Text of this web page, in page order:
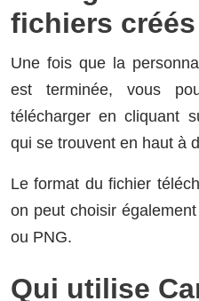
fichiers
Une fois que la
est terminée, vous
télécharger en cliquant
qui se trouvent en haut à
Le format du fichier
on peut choisir
ou PNG.
Qui utilise